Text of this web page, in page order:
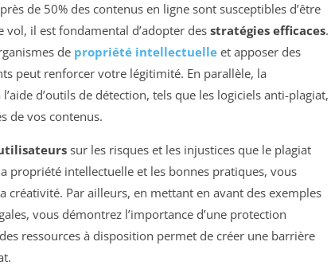
de 50% des contenus en ligne sont susceptibles d’être
il est fondamental d’adopter des stratégies efficaces.
de propriété intellectuelle et apposer des
peut renforcer votre légitimité. En parallèle, la
d’outils de détection, tels que les logiciels anti-plagiat,
de vos contenus.
sur les risques et les injustices que le plagiat
propriété intellectuelle et les bonnes pratiques, vous
Par ailleurs, en mettant en avant des exemples
vous démontrez l’importance d’une protection
ressources à disposition permet de créer une barrière